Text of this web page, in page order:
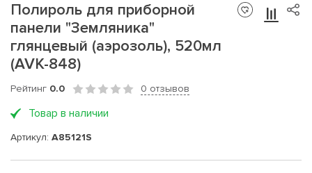
Полироль для приборной
панели "Земляника"
глянцевый (аэрозоль), 520мл
(AVK-848)
Рейтинг 0.0 0 отзывов
Товар в наличии
Артикул: A85121S